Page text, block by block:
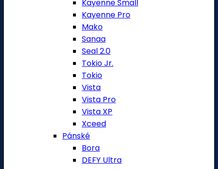
Kayenne Small
Kayenne Pro
Mako
Sanaa
Seal 2.0
Tokio Jr.
Tokio
Vista
Vista Pro
Vista XP
Xceed
Pánské
Bora
DEFY Ultra